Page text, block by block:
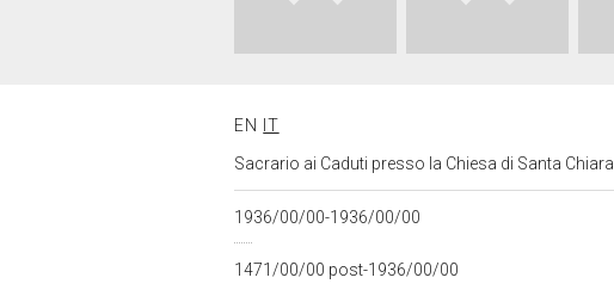
EN
IT
Sacrario ai Caduti presso la Chiesa di Santa
1936/00/00-1936/00/00
1471/00/00 post-1936/00/00